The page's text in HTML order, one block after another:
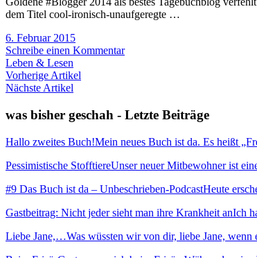
dem Titel cool-ironisch-unaufgeregte …
6. Februar 2015
Schreibe einen Kommentar
Leben & Lesen
Vorherige Artikel
Nächste Artikel
was bisher geschah - Letzte Beiträge
Hallo zweites Buch!Mein neues Buch ist da. Es heißt
Pessimistische StofftiereUnser neuer Mitbewohner ist
#9 Das Buch ist da – Unbeschrieben-PodcastHeute
Gastbeitrag: Nicht jeder sieht man ihre Krankheit anIch
Liebe Jane,…Was wüssten wir von dir, liebe Jane,